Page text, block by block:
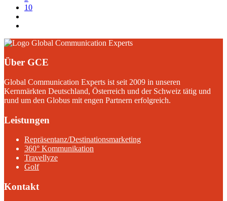
10
Über GCE
Global Communication Experts ist seit 2009 in unseren
Kernmärkten Deutschland, Österreich und der Schweiz tätig und
rund um den Globus mit engen Partnern erfolgreich.
Leistungen
Repräsentanz/Destinationsmarketing
360° Kommunikation
Travellyze
Golf
Kontakt